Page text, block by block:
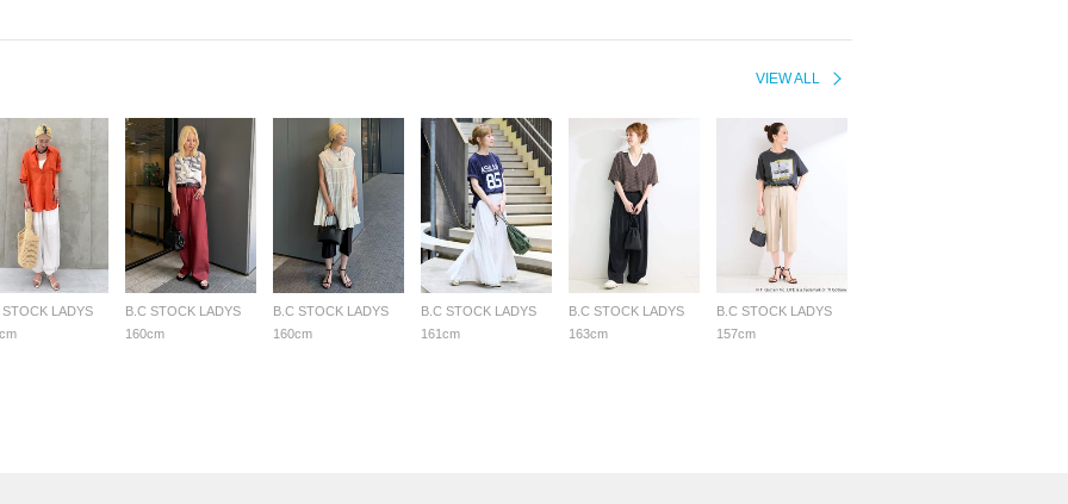
VIEW ALL
STOCK LADYS
B.C STOCK LADYS
160cm
B.C STOCK LADYS
160cm
B.C STOCK LADYS
161cm
B.C STOCK LADYS
163cm
B.C STOCK LADYS
157cm